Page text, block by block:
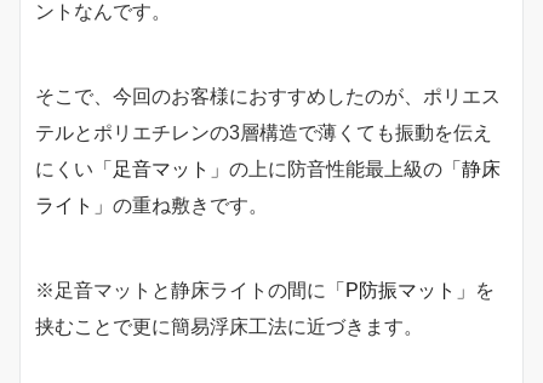
ントなんです。
そこで、今回のお客様におすすめしたのが、ポリエス
テルとポリエチレンの3層構造で薄くても振動を伝え
にくい 「足音マット」 の上に防音性能最上級の 「静床
ライト」 の重ね敷きです。
※足音マットと静床ライトの間に 「P防振マット」
を
挟むことで更に簡易浮床工法に近づきます。